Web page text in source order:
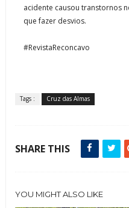
acidente causou transtornos
que fazer desvios.
#RevistaReconcavo
Tags : Cruz das Almas
SHARE THIS
YOU MIGHT ALSO LIKE